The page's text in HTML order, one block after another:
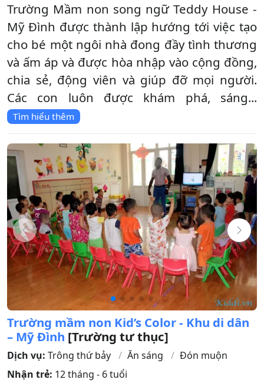
Trường Mầm non song ngữ Teddy House -
Mỹ Đình được thành lập hướng tới việc tạo
cho bé một ngôi nhà đong đầy tình thương
và ấm áp và được hòa nhập vào cộng đồng,
chia sẻ, động viên và giúp đỡ mọi người.
Các con luôn được khám phá, sáng...
Tìm hiểu thêm
Trường mầm non Kid’s Color - Khu di dân
– Mỹ Đình [Trường tư thục]
Dịch vụ: Trông thứ bảy Ăn sáng
Đón muộn
Nhận trẻ: 12 tháng - 6 tuổi